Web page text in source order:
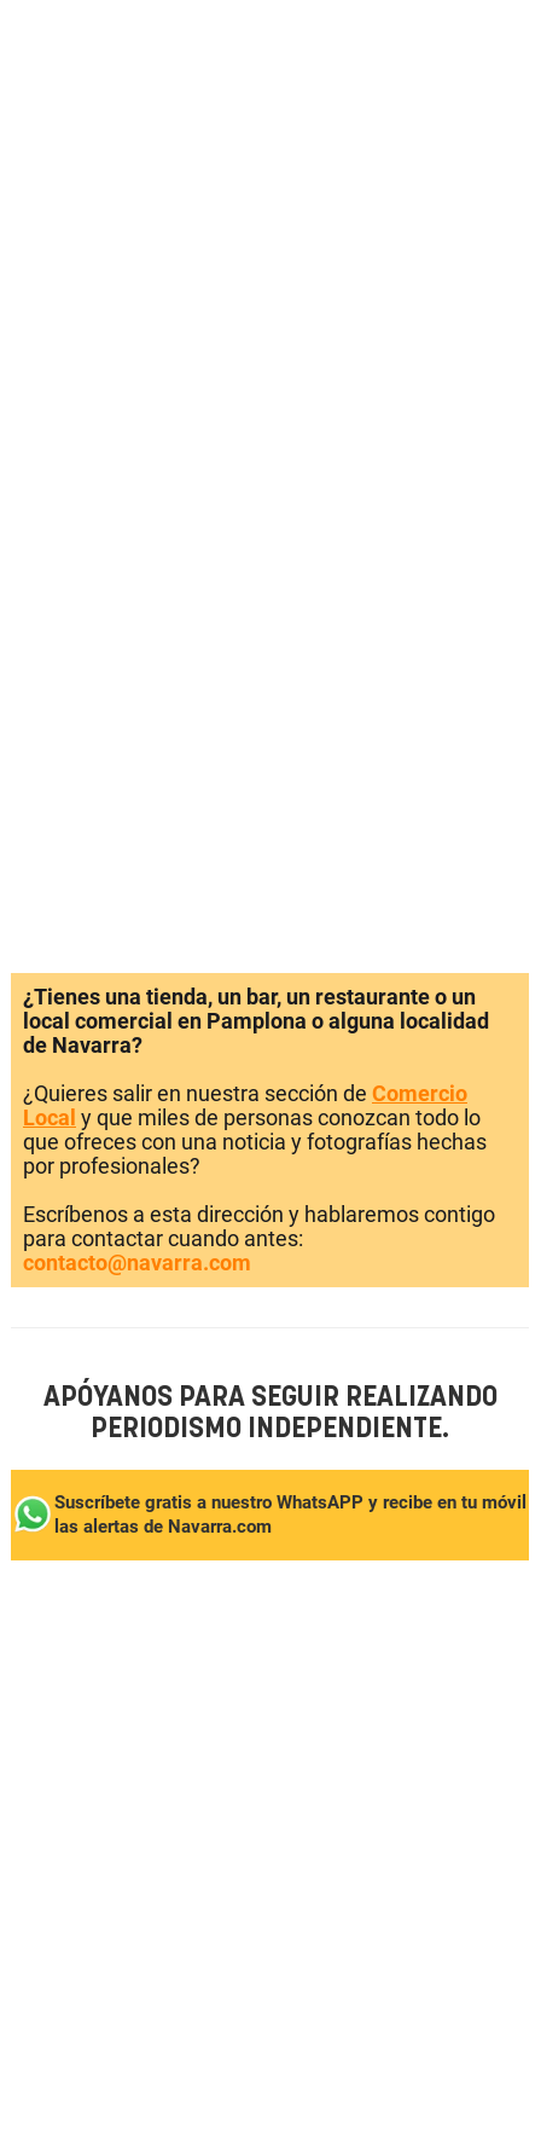
¿Tienes una tienda, un bar, un restaurante o un
local comercial en Pamplona o alguna localidad
de Navarra?
¿Quieres salir en nuestra sección de Comercio
Local y que miles de personas conozcan todo lo
que ofreces con una noticia y fotografías hechas
por profesionales?
Escríbenos a esta dirección y hablaremos contigo
para contactar cuando antes:
contacto@navarra.com
APÓYANOS PARA SEGUIR REALIZANDO
PERIODISMO INDEPENDIENTE.
Suscríbete gratis a nuestro WhatsAPP y recibe en tu móvil
las alertas de Navarra.com